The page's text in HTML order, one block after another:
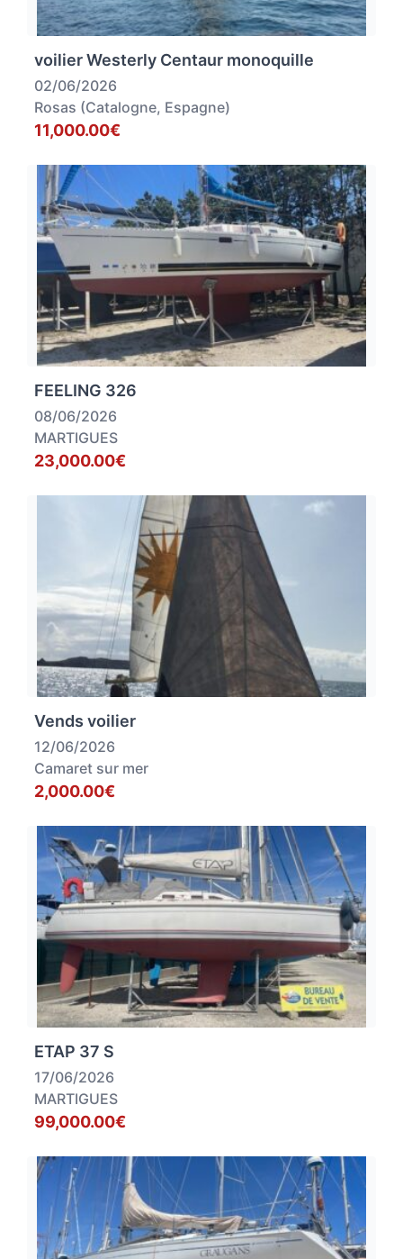
voilier Westerly Centaur monoquille
02/06/2026
Rosas (Catalogne, Espagne)
11,000.00€
FEELING 326
08/06/2026
MARTIGUES
23,000.00€
Vends voilier
12/06/2026
Camaret sur mer
2,000.00€
ETAP 37 S
17/06/2026
MARTIGUES
99,000.00€